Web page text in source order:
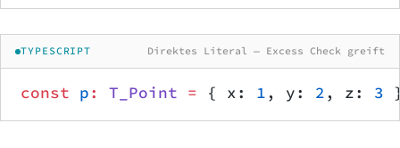
TYPESCRIPT Direktes Literal — Excess Check greift
const p: T_Point = { x: 1, y: 2, z: 3